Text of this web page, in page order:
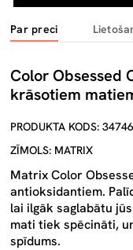
Par preci
Color Obsessed
krāsotiem
PRODUKTA KODS:
ZĪMOLS: MATRIX
Matrix Color
antioksidantiem.
lai ilgāk saglabātu
mati tiek spēcināti,
spīdums.